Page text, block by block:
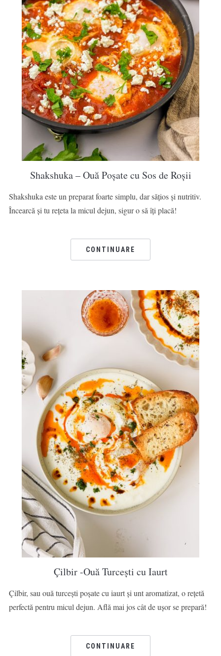
Shakshuka – Ouă Poșate cu Sos de Roșii
Shakshuka este un preparat foarte simplu, dar sățios și nutritiv.
Încearcă și tu rețeta la micul dejun, sigur o să îți placă!
CONTINUARE
Çilbir -Ouă Turcești cu Iaurt
Çilbir, sau ouă turcești poșate cu iaurt și unt aromatizat, o rețetă
perfectă pentru micul dejun. Află mai jos cât de ușor se prepară!
CONTINUARE